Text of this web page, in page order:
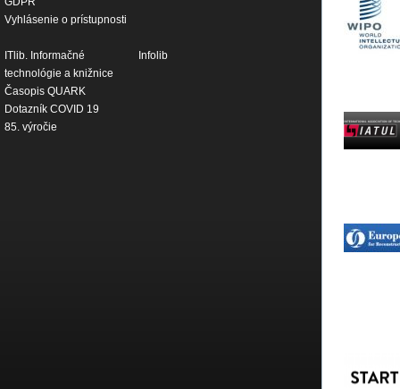
Vyhlásenie o prístupnosti
ITlib. Informačné
technológie a knižnice
Časopis QUARK
Dotazník COVID 19
85. výročie
Infolib